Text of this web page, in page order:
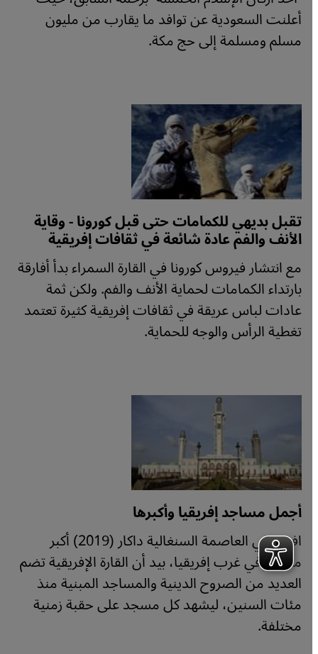
أعلنت السعودية عن توافد ما يقارب من مليون
مسلم ومسلمة إلى حج مكة.
تقبل بديهي للكمامات حتى قبل كورونا - وقاية
الأنف والفم عادة شائعة في ثقافات إفريقية
مع انتشار فيروس كورونا في القارة السمراء بدأ أفارقة
بارتداء الكمامات لحماية الأنف والفم. ولكن ثمة
عادات لباس عريقة في ثقافات إفريقية كثيرة تعتمد
تغطية الرأس والوجه للحماية.
أجمل مساجد إفريقيا وأكبرها
افتتح في العاصمة السنغالية داكار (2019) أكبر
مسجد في غرب إفريقيا، بيد أن القارة الإفريقية تضم
العديد من الصروح الدينية والمساجد المبنية منذ
مئات السنين، ليشهد كل مسجد على حقبة زمنية
مختلفة.